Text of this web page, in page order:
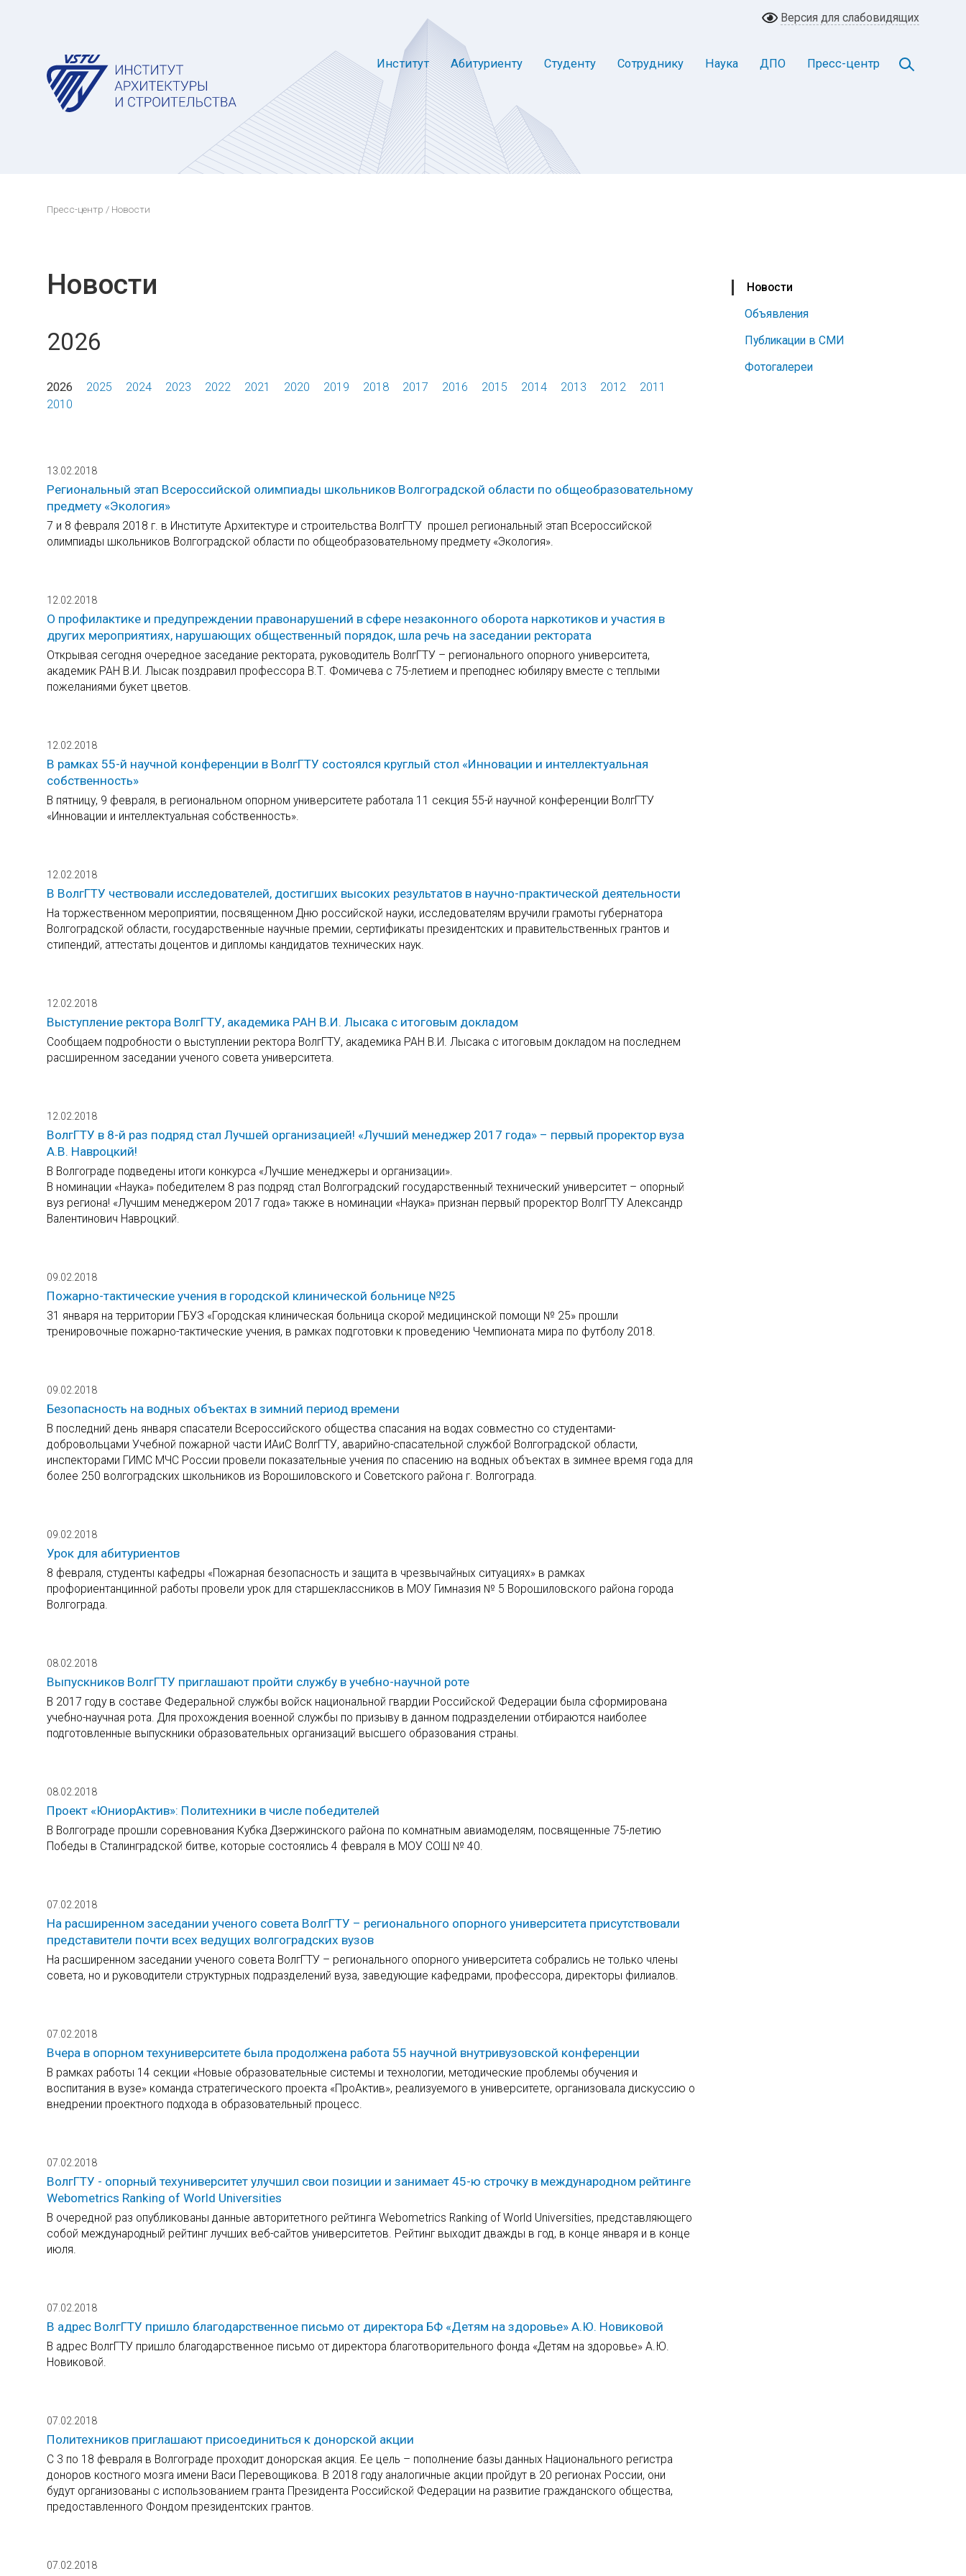
Версия для слабовидящих
Институт Абитуриенту Студенту Сотруднику Наука ДПО Пресс-центр
Пресс-центр / Новости
Новости
Объявления
Публикации в СМИ
Фотогалереи
Новости
2026
2026 2025 2024 2023 2022 2021 2020 2019 2018 2017 2016 2015 2014 2013 2012
2011
2010
13.02.2018
Региональный этап Всероссийской олимпиады школьников Волгоградской области по общеобразовательному
предмету «Экология»
7 и 8 февраля 2018 г. в Институте Архитектуре и строительства ВолгГТУ прошел региональный этап Всероссийской
олимпиады школьников Волгоградской области по общеобразовательному предмету «Экология».
12.02.2018
О профилактике и предупреждении правонарушений в сфере незаконного оборота наркотиков и участия в
других мероприятиях, нарушающих общественный порядок, шла речь на заседании ректората
Открывая сегодня очередное заседание ректората, руководитель ВолгГТУ – регионального опорного университета,
академик РАН В.И. Лысак поздравил профессора В.Т. Фомичева с 75-летием и преподнес юбиляру вместе с теплыми
пожеланиями букет цветов.
12.02.2018
В рамках 55-й научной конференции в ВолгГТУ состоялся круглый стол «Инновации и интеллектуальная
собственность»
В пятницу, 9 февраля, в региональном опорном университете работала 11 секция 55-й научной конференции ВолгГТУ
«Инновации и интеллектуальная собственность».
12.02.2018
В ВолгГТУ чествовали исследователей, достигших высоких результатов в научно-практической деятельности
На торжественном мероприятии, посвященном Дню российской науки, исследователям вручили грамоты губернатора
Волгоградской области, государственные научные премии, сертификаты президентских и правительственных грантов и
стипендий, аттестаты доцентов и дипломы кандидатов технических наук.
12.02.2018
Выступление ректора ВолгГТУ, академика РАН В.И. Лысака с итоговым докладом
Сообщаем подробности о выступлении ректора ВолгГТУ, академика РАН В.И. Лысака с итоговым докладом на последнем
расширенном заседании ученого совета университета.
12.02.2018
ВолгГТУ в 8-й раз подряд стал Лучшей организацией! «Лучший менеджер 2017 года» – первый проректор вуза
А.В. Навроцкий!
В Волгограде подведены итоги конкурса «Лучшие менеджеры и организации».
В номинации «Наука» победителем 8 раз подряд стал Волгоградский государственный технический университет – опорный
вуз региона! «Лучшим менеджером 2017 года» также в номинации «Наука» признан первый проректор ВолгГТУ Александр
Валентинович Навроцкий.
09.02.2018
Пожарно-тактические учения в городской клинической больнице №25
31 января на территории ГБУЗ «Городская клиническая больница скорой медицинской помощи № 25» прошли
тренировочные пожарно-тактические учения, в рамках подготовки к проведению Чемпионата мира по футболу 2018.
09.02.2018
Безопасность на водных объектах в зимний период времени
В последний день января спасатели Всероссийского общества спасания на водах совместно со студентами-
добровольцами Учебной пожарной части ИАиС ВолгГТУ, аварийно-спасательной службой Волгоградской области,
инспекторами ГИМС МЧС России провели показательные учения по спасению на водных объектах в зимнее время года для
более 250 волгоградских школьников из Ворошиловского и Советского района г. Волгограда.
09.02.2018
Урок для абитуриентов
8 февраля, студенты кафедры «Пожарная безопасность и защита в чрезвычайных ситуациях» в рамках
профориентанцинной работы провели урок для старшеклассников в МОУ Гимназия № 5 Ворошиловского района города
Волгограда.
08.02.2018
Выпускников ВолгГТУ приглашают пройти службу в учебно-научной роте
В 2017 году в составе Федеральной службы войск национальной гвардии Российской Федерации была сформирована
учебно-научная рота. Для прохождения военной службы по призыву в данном подразделении отбираются наиболее
подготовленные выпускники образовательных организаций высшего образования страны.
08.02.2018
Проект «ЮниорАктив»: Политехники в числе победителей
В Волгограде прошли соревнования Кубка Дзержинского района по комнатным авиамоделям, посвященные 75-летию
Победы в Сталинградской битве, которые состоялись 4 февраля в МОУ СОШ № 40.
07.02.2018
На расширенном заседании ученого совета ВолгГТУ – регионального опорного университета присутствовали
представители почти всех ведущих волгоградских вузов
На расширенном заседании ученого совета ВолгГТУ – регионального опорного университета собрались не только члены
совета, но и руководители структурных подразделений вуза, заведующие кафедрами, профессора, директоры филиалов.
07.02.2018
Вчера в опорном техуниверситете была продолжена работа 55 научной внутривузовской конференции
В рамках работы 14 секции «Новые образовательные системы и технологии, методические проблемы обучения и
воспитания в вузе» команда стратегического проекта «ПроАктив», реализуемого в университете, организовала дискуссию о
внедрении проектного подхода в образовательный процесс.
07.02.2018
ВолгГТУ - опорный техуниверситет улучшил свои позиции и занимает 45-ю строчку в международном рейтинге
Webometrics Ranking of World Universities
В очередной раз опубликованы данные авторитетного рейтинга Webometrics Ranking of World Universities, представляющего
собой международный рейтинг лучших веб-сайтов университетов. Рейтинг выходит дважды в год, в конце января и в конце
июля.
07.02.2018
В адрес ВолгГТУ пришло благодарственное письмо от директора БФ «Детям на здоровье» А.Ю. Новиковой
В адрес ВолгГТУ пришло благодарственное письмо от директора благотворительного фонда «Детям на здоровье» А.Ю.
Новиковой.
07.02.2018
Политехников приглашают присоединиться к донорской акции
С 3 по 18 февраля в Волгограде проходит донорская акция. Ее цель – пополнение базы данных Национального регистра
доноров костного мозга имени Васи Перевощикова. В 2018 году аналогичные акции пройдут в 20 регионах России, они
будут организованы с использованием гранта Президента Российской Федерации на развитие гражданского общества,
предоставленного Фондом президентских грантов.
07.02.2018